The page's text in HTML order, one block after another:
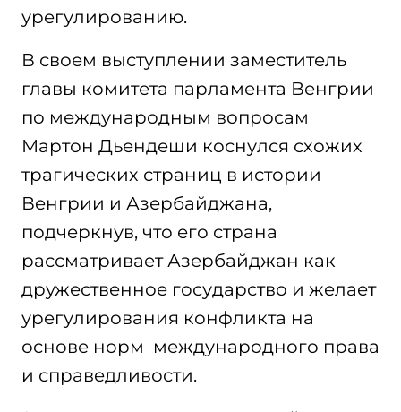
урегулированию.
В своем выступлении заместитель
главы комитета парламента Венгрии
по международным вопросам
Мартон Дьендеши коснулся схожих
трагических страниц в истории
Венгрии и Азербайджана,
подчеркнув, что его страна
рассматривает Азербайджан как
дружественное государство и желает
урегулирования конфликта на
основе норм международного права
и справедливости.